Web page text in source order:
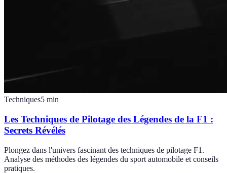
Techniques5 min
Les Techniques de Pilotage des Légendes de la F1 :
Secrets Révélés
Plongez dans l'univers fascinant des techniques de pilotage F1.
Analyse des méthodes des légendes du sport automobile et conseils
pratiques.